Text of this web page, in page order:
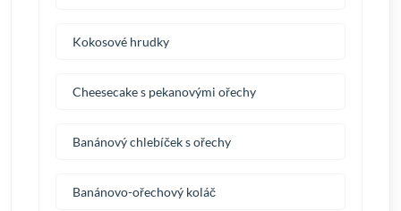
Kokosové hrudky
Cheesecake s pekanovými ořechy
Banánový chlebíček s ořechy
Banánovo-ořechový koláč